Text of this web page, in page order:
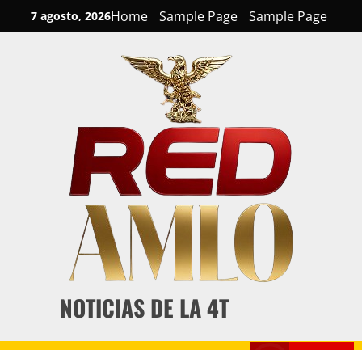
to
7 agosto, 2026Home Sample Page Sample Page
NOTICIAS DE LA 4T